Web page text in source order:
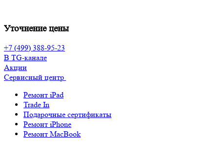
Уточнение цены
+7 (499) 388-95-23
В TG-канале
Акции
Сервисный центр
Ремонт iPad
Trade In
Подарочные сертификаты
Ремонт iPhone
Ремонт MacBook